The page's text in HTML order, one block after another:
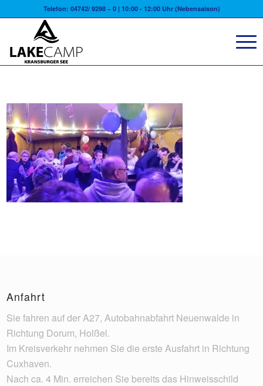
Telefon: 04742/ 9298 – 0 | 10:00 - 12:00 Uhr (Nebensaison)
Anfahrt
Sie fahren auf der A27, Autobahnabfahrt Neuenwalde in
Richtung Dorum, Holßel.
Im Kreisverkehr nehmen Sie die erste Ausfahrt in Richtung
Cuxhaven.
Nach ca. 4 Min. erreichen Sie bereits das Hinweisschild